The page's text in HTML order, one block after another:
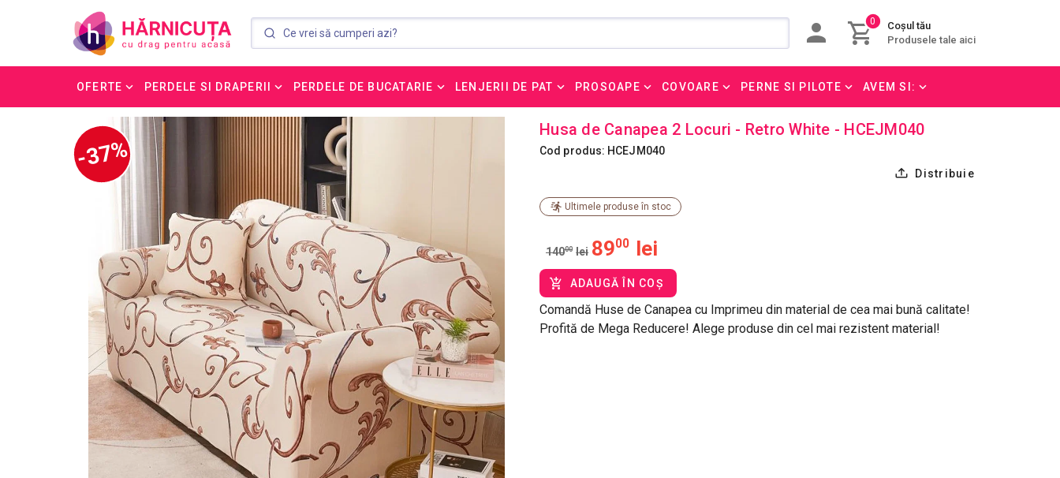
0
Coșul tău
Produsele tale aici
OFERTE PERDELE SI DRAPERII PERDELE DE BUCATARIE LENJERII DE PAT PROSOAPE COVOARE PERNE SI PILOTE AVEM SI:
-37%
Husa de Canapea 2 Locuri - Retro White - HCEJM040
Cod produs: HCEJM040
Distribuie
Ultimele produse în stoc
14000 lei 8900 lei
ADAUGĂ ÎN COȘ
Comandă Huse de Canapea cu Imprimeu din material de cea mai bună calitate!
Profită de Mega Reducere! Alege produse din cel mai rezistent material!